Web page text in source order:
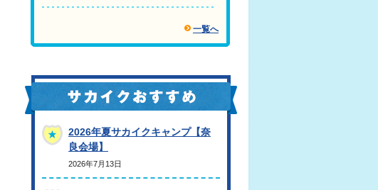
一覧へ
2026年夏サカイクキャンプ【奈
良会場】
2026年7月13日